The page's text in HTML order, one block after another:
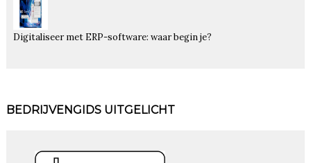
Digitaliseer met ERP-software: waar begin je?
BEDRIJVENGIDS UITGELICHT